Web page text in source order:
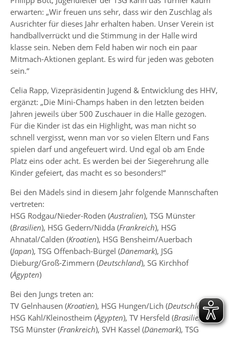
erwarten: „Wir freuen uns sehr, dass wir den Zuschlag als
Ausrichter für dieses Jahr erhalten haben. Unser Verein ist
handballverrückt und die Stimmung in der Halle wird
klasse sein. Neben dem Feld haben wir noch ein paar
Mitmach-Aktionen geplant. Es wird für jeden was geboten
sein.“
Celia Rapp, Vizepräsidentin Jugend & Entwicklung des HHV,
ergänzt: „Die Mini-Champs haben in den letzten beiden
Jahren jeweils über 500 Zuschauer in die Halle gezogen.
Für die Kinder ist das ein Highlight, was man nicht so
schnell vergisst, wenn man vor so vielen Eltern und Fans
spielen darf und angefeuert wird. Und egal ob am Ende
Platz eins oder acht. Es werden bei der Siegerehrung alle
Kinder gefeiert, das macht es so besonders!“
Bei den Mädels sind in diesem Jahr folgende Mannschaften
vertreten:
HSG Rodgau/Nieder-Roden (Australien), TSG Münster
(Brasilien), HSG Gedern/Nidda (Frankreich), HSG
Ahnatal/Calden (Kroatien), HSG Bensheim/Auerbach
(Japan), TSG Offenbach-Bürgel (Dänemark), JSG
Dieburg/Groß-Zimmern (Deutschland), SG Kirchhof
(Ägypten)
Bei den Jungs treten an:
TV Gelnhausen (Kroatien), HSG Hungen/Lich (Deutschland),
HSG Kahl/Kleinostheim (Ägypten), TV Hersfeld (Brasilien ),
TSG Münster (Frankreich), SVH Kassel (Dänemark), TSG